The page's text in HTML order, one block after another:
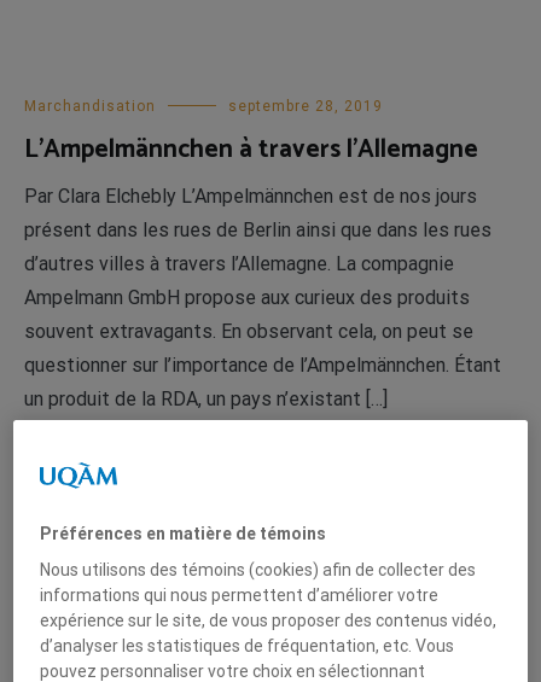
Marchandisation septembre 28, 2019
L’Ampelmännchen à travers l’Allemagne
Par Clara Elchebly L’Ampelmännchen est de nos jours
présent dans les rues de Berlin ainsi que dans les rues
d’autres villes à travers l’Allemagne. La compagnie
Ampelmann GmbH propose aux curieux des produits
souvent extravagants. En observant cela, on peut se
questionner sur l’importance de l’Ampelmännchen. Étant
un produit de la RDA, un pays n’existant […]
LIRE LA SUITE
Marchandisation septembre 17, 2019
La disparition puis la commercialisation de
l’Ampelmännchen
Par Clara Elchebly Après la réunification de l’Allemagne, la
Préférences en matière de témoins
Nous utilisons des témoins (cookies) afin de collecter des
informations qui nous permettent d’améliorer votre
expérience sur le site, de vous proposer des contenus vidéo,
d’analyser les statistiques de fréquentation, etc. Vous
pouvez personnaliser votre choix en sélectionnant